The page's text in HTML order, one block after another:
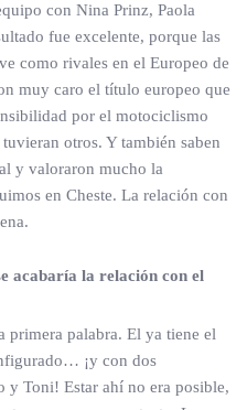
con Nina Prinz, Paola
fue excelente, porque las
como rivales en el Europeo de
muy caro el título europeo que
por el motociclismo
otros. Y también saben
y valoraron mucho la
en Cheste. La relación con
acabaría la relación con el
primera palabra. El ya tiene el
¡y con dos
y Toni! Estar ahí no era posible,